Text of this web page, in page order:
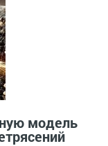
модель